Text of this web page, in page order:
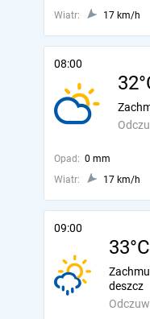
Wiatr: 17 km/h
08:00
Opad: 0 mm
Wiatr:
17 km/h
09:00
33°C
deszcz